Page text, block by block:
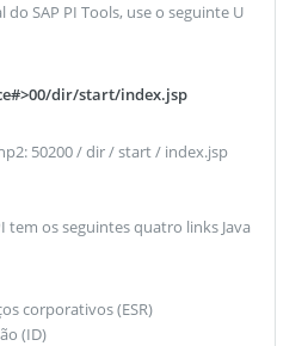
do SAP PI Tools, use o seguinte U
dir/start/index.jsp
50200 / dir / start / index.jsp
tem os seguintes quatro links Java
corporativos (ESR)
(ID)